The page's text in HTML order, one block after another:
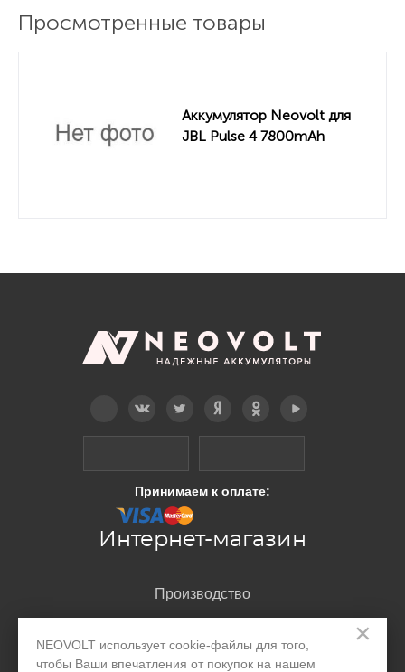
×
NEOVOLT использует cookie-файлы для того,
чтобы Ваши впечатления от покупок на нашем
Просмотренные товары
Аккумулятор Neovolt для
JBL Pulse 4 7800mAh
Принимаем к оплате:
Интернет-магазин
Производство
Акции и скидки